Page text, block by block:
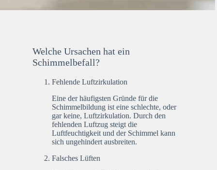
Welche Ursachen hat ein
Schimmelbefall?
Fehlende Luftzirkulation
Eine der häufigsten Gründe für die
Schimmelbildung ist eine schlechte, oder
gar keine, Luftzirkulation. Durch den
fehlenden Luftzug steigt die
Luftfeuchtigkeit und der Schimmel kann
sich ungehindert ausbreiten.
Falsches Lüften